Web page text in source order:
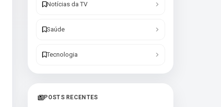
Notícias da TV
Saúde
Tecnologia
POSTS RECENTES